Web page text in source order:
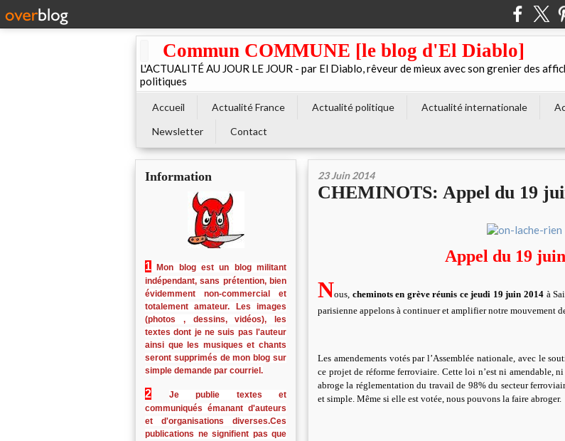
Commun COMMUNE [le blog d'El Diablo]
L'ACTUALITÉ AU JOUR LE JOUR - par El Diablo, rêveur de mieux avec son grenier des
politiques
Accueil Actualité France Actualité politique Actualité internationale
Newsletter
Contact
Information
1
Mon blog est un blog militant
indépendant, sans prétention, bien
évidemment non-commercial et
totalement amateur. Les images
(photos , dessins, vidéos), les
textes dont je ne suis pas l'auteur
ainsi que les musiques et chants
seront supprimés de mon blog sur
simple demande par courriel.
2
Je publie textes et
communiqués émanant d'auteurs
et d'organisations diverses.Ces
publications ne signifient pas que
23 Juin 2014
CHEMINOTS: Appel du 19
Appel du 19
Nous, cheminots en grève réunis ce jeudi 19 juin 2014à
parisienne appelons à continuer et amplifier notre mouvement
Les amendements votés par l’Assemblée nationale, avec le
ce projet de réforme ferroviaire. Cette loi n’est ni amendable,
abroge la réglementation du travail de 98% du secteur
et simple. Même si elle est votée, nous pouvons la faire abroger.